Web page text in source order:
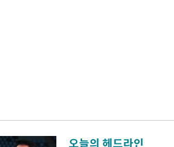
오늘의 헤드라인